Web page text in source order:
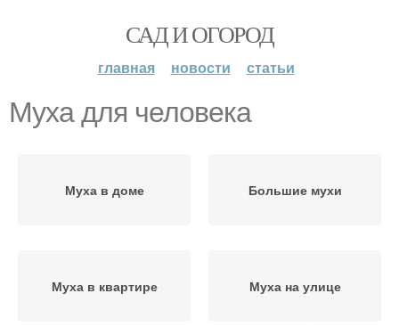
САД И ОГОРОД
главная новости статьи
Муха для человека
Муха в доме Большие мухи
Муха в квартире Муха на улице